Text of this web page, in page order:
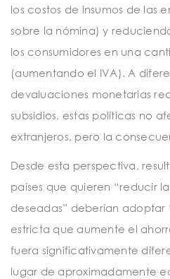
los costos de insumos de las
sobre la nómina) y
los consumidores en una
(aumentando el IVA). A
devaluaciones monetarias
subsidios, estas políticas no
extranjeros, pero la
Desde esta perspectiva,
países que quieren “reducir
deseadas” deberían adoptar
estricta que aumente el
fuera significativamente
lugar de aproximadamente